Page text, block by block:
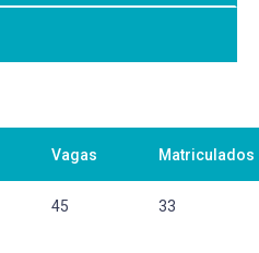
e atividades de
por meio da
ensino.
e mudança na
Porto Alegre: ArtMed,
inventor. Relatos de um
Vagas Matriculados
45 33